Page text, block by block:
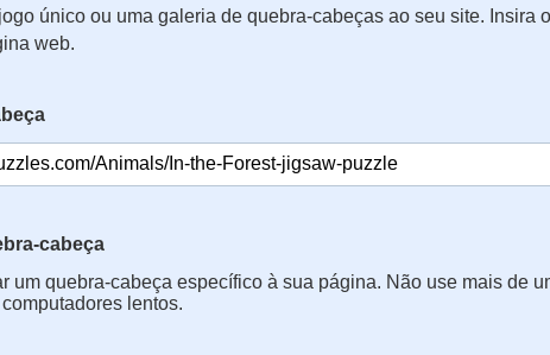
único ou uma galeria de quebra-cabeças ao seu site. Insira
web.
cabeça
um quebra-cabeça específico à sua página. Não use mais de
lentos.